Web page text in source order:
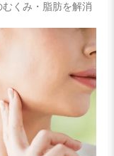
くみ・脂肪を解消